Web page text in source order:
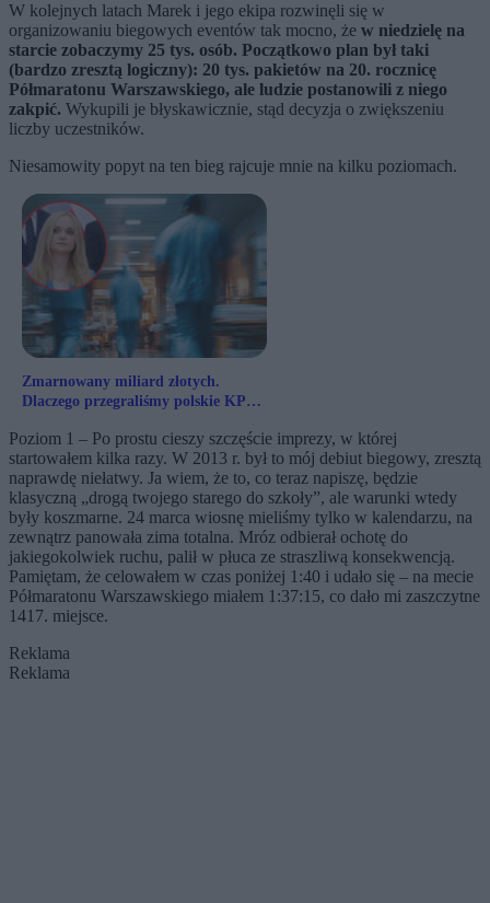
W kolejnych latach Marek i jego ekipa rozwinęli się w
organizowaniu biegowych eventów tak mocno, że w niedzielę na
starcie zobaczymy 25 tys. osób. Początkowo plan był taki
(bardzo zresztą logiczny): 20 tys. pakietów na 20. rocznicę
Półmaratonu Warszawskiego, ale ludzie postanowili z niego
zakpić. Wykupili je błyskawicznie, stąd decyzja o zwiększeniu
liczby uczestników.
Niesamowity popyt na ten bieg rajcuje mnie na kilku poziomach.
Zmarnowany miliard złotych.
Dlaczego przegraliśmy polskie KPO
Poziom 1 – Po prostu cieszy szczęście imprezy, w której
startowałem kilka razy. W 2013 r. był to mój debiut biegowy, zresztą
naprawdę niełatwy. Ja wiem, że to, co teraz napiszę, będzie
klasyczną „drogą twojego starego do szkoły”, ale warunki wtedy
były koszmarne. 24 marca wiosnę mieliśmy tylko w kalendarzu, na
zewnątrz panowała zima totalna. Mróz odbierał ochotę do
jakiegokolwiek ruchu, palił w płuca ze straszliwą konsekwencją.
Pamiętam, że celowałem w czas poniżej 1:40 i udało się – na mecie
Półmaratonu Warszawskiego miałem 1:37:15, co dało mi zaszczytne
1417. miejsce.
Reklama
Reklama